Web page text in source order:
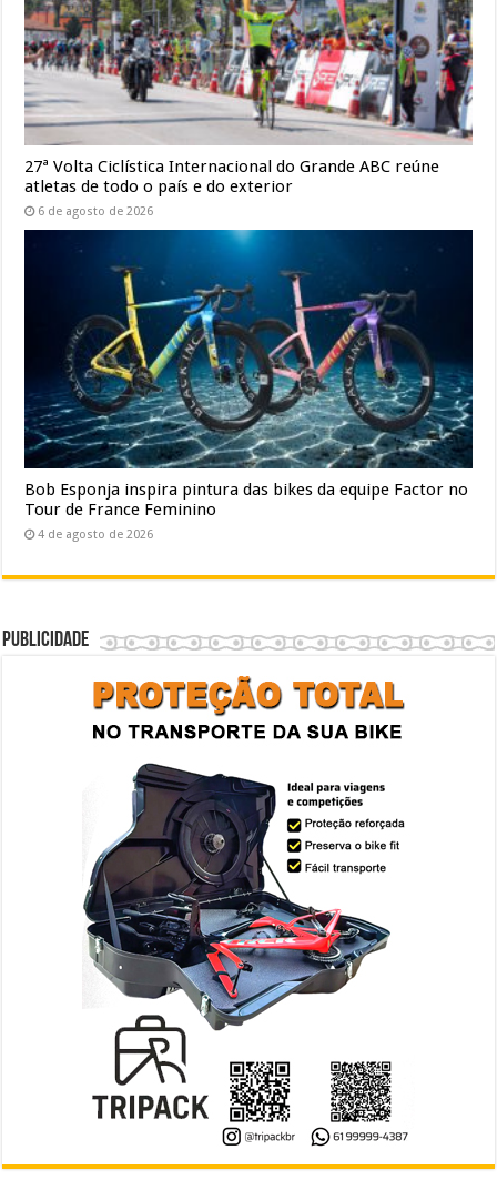
27ª Volta Ciclística Internacional do Grande ABC reúne
atletas de todo o país e do exterior
6 de agosto de 2026
Bob Esponja inspira pintura das bikes da equipe Factor no
Tour de France Feminino
4 de agosto de 2026
Publicidade